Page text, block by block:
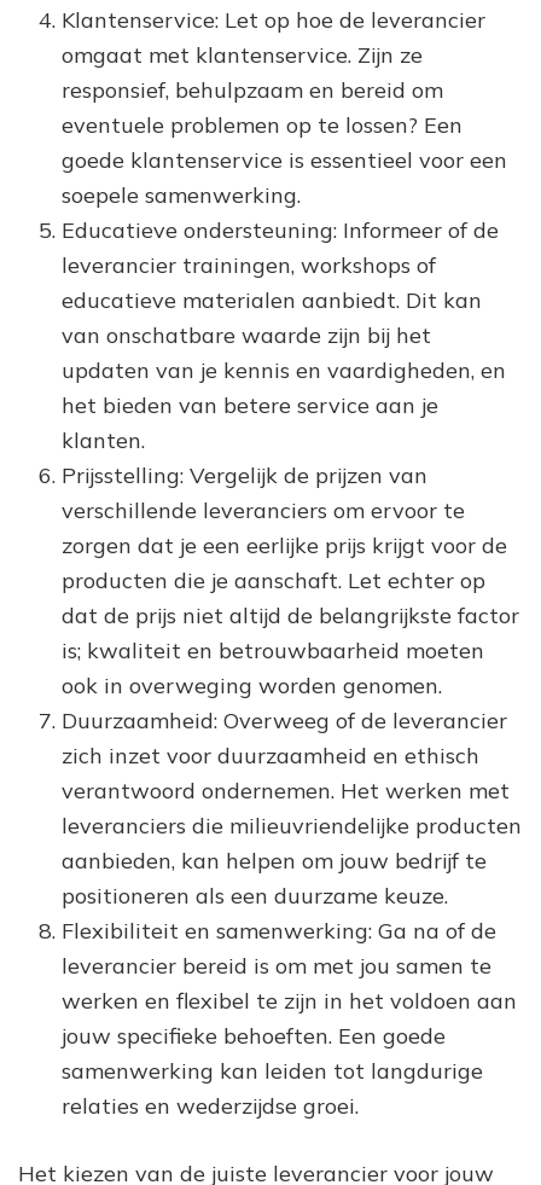
Klantenservice: Let op hoe de leverancier
omgaat met klantenservice. Zijn ze
responsief, behulpzaam en bereid om
eventuele problemen op te lossen? Een
goede klantenservice is essentieel voor een
soepele samenwerking.
Educatieve ondersteuning: Informeer of de
leverancier trainingen, workshops of
educatieve materialen aanbiedt. Dit kan
van onschatbare waarde zijn bij het
updaten van je kennis en vaardigheden, en
het bieden van betere service aan je
klanten.
Prijsstelling: Vergelijk de prijzen van
verschillende leveranciers om ervoor te
zorgen dat je een eerlijke prijs krijgt voor de
producten die je aanschaft. Let echter op
dat de prijs niet altijd de belangrijkste factor
is; kwaliteit en betrouwbaarheid moeten
ook in overweging worden genomen.
Duurzaamheid: Overweeg of de leverancier
zich inzet voor duurzaamheid en ethisch
verantwoord ondernemen. Het werken met
leveranciers die milieuvriendelijke producten
aanbieden, kan helpen om jouw bedrijf te
positioneren als een duurzame keuze.
Flexibiliteit en samenwerking: Ga na of de
leverancier bereid is om met jou samen te
werken en flexibel te zijn in het voldoen aan
jouw specifieke behoeften. Een goede
samenwerking kan leiden tot langdurige
relaties en wederzijdse groei.
Het kiezen van de juiste leverancier voor jouw